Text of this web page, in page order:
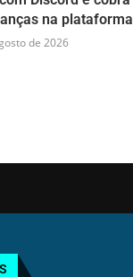
na plataforma
de 2026